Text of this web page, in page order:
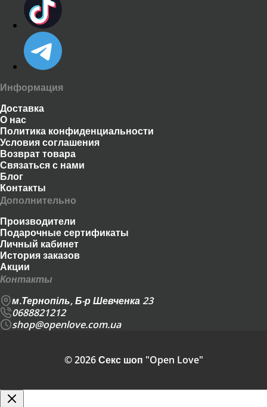
Информация
Доставка
О нас
Политика конфиденциальности
Условия соглашения
Возврат товара
Связаться с нами
Блог
Контакты
Дополнительно
Производители
Подарочные сертификаты
Личный кабинет
История заказов
Акции
Контакты
м.Тернопіль, Б-р Шевченка 23
0688821212
shop@openlove.com.ua
© 2026 Секс шоп "Open Love"